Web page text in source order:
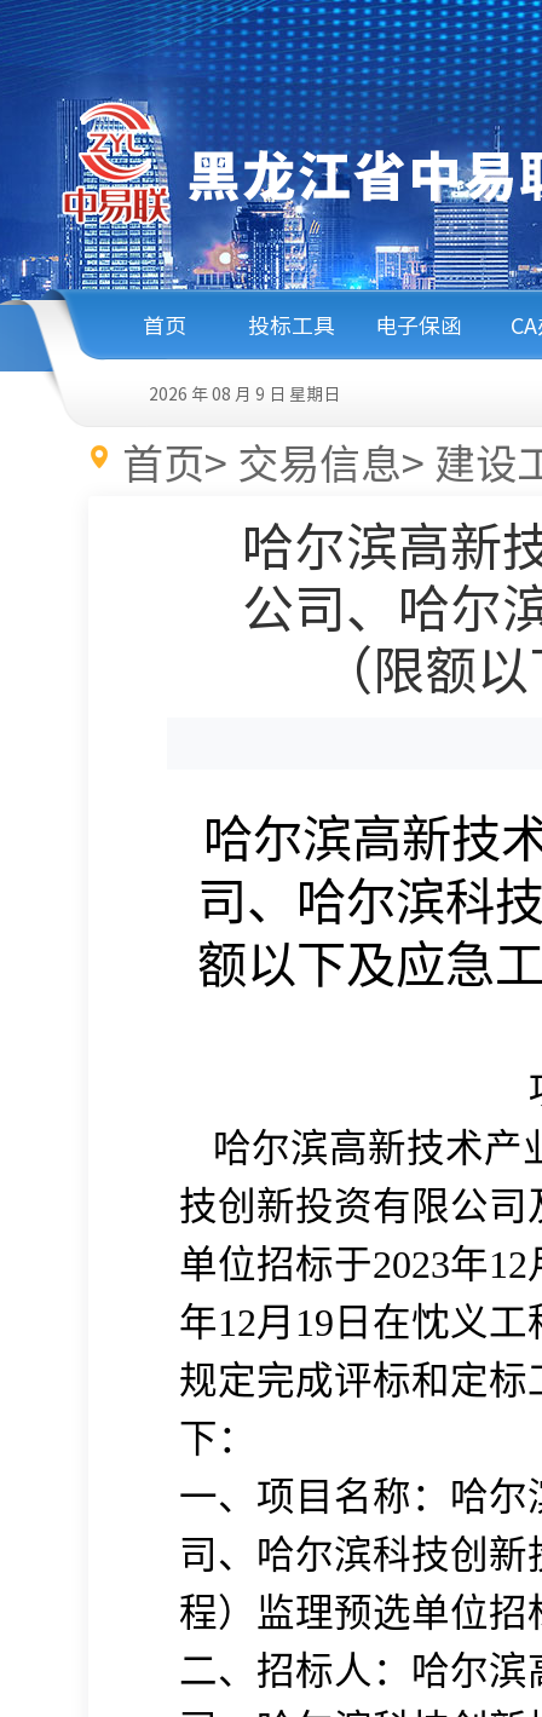
首页 投标工具 电子保函
2026 年 08 月 9 日 星期日
首页> 交易信息> 建设
哈尔滨高新
公司、哈尔
（限额
哈尔滨高新技
司、哈尔滨科
额以下及应急
哈尔滨高新技术产
技创新投资有限公
单位招标于2023年12
年12月 19 日在忱义工
规定完成评标和定
下：
一、 项目名称： 哈尔
司、哈尔滨科技创
程）监理预选单位招
二、招标人：哈尔